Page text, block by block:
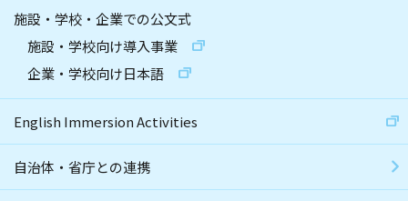
施設・学校・企業での公文式
施設・学校向け導入事業
企業・学校向け日本語
English Immersion Activities
自治体・省庁との連携